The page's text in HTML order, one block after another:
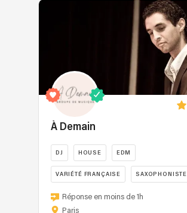
un
événement
jamais
l’ambiance
musicale
au
À Demain
DJ HOUSE EDM
VARIÉTÉ FRANÇAISE SAXOPHONISTE
DJ
généraliste
Réponse en moins de 1h
Paris